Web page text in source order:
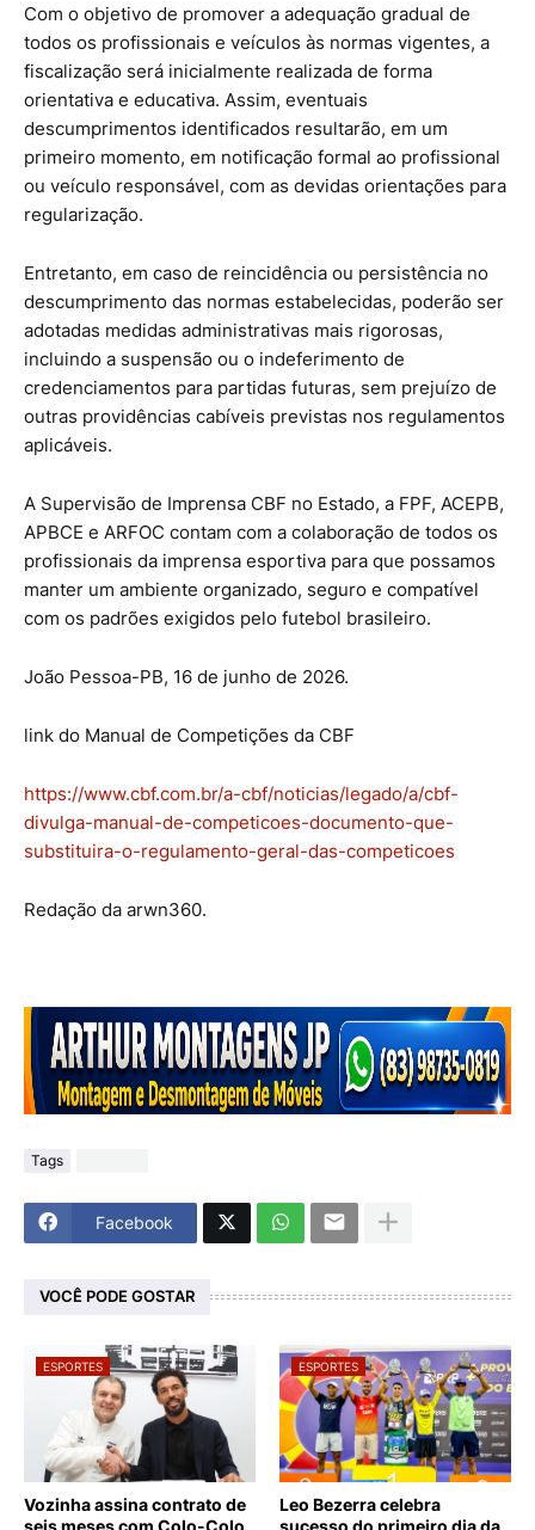
Com o objetivo de promover a adequação gradual de
todos os profissionais e veículos às normas vigentes, a
fiscalização será inicialmente realizada de forma
orientativa e educativa. Assim, eventuais
descumprimentos identificados resultarão, em um
primeiro momento, em notificação formal ao profissional
ou veículo responsável, com as devidas orientações para
regularização.
Entretanto, em caso de reincidência ou persistência no
descumprimento das normas estabelecidas, poderão ser
adotadas medidas administrativas mais rigorosas,
incluindo a suspensão ou o indeferimento de
credenciamentos para partidas futuras, sem prejuízo de
outras providências cabíveis previstas nos regulamentos
aplicáveis.
A Supervisão de Imprensa CBF no Estado, a FPF, ACEPB,
APBCE e ARFOC contam com a colaboração de todos os
profissionais da imprensa esportiva para que possamos
manter um ambiente organizado, seguro e compatível
com os padrões exigidos pelo futebol brasileiro.
João Pessoa-PB, 16 de junho de 2026.
link do Manual de Competições da CBF
https://www.cbf.com.br/a-cbf/noticias/legado/a/cbf-
divulga-manual-de-competicoes-documento-que-
substituira-o-regulamento-geral-das-competicoes
Redação da arwn360.
Tags
Facebook
VOCÊ PODE GOSTAR
ESPORTES
Vozinha assina contrato de
seis meses com Colo-Colo,
ESPORTES
Leo Bezerra celebra
sucesso do primeiro dia da